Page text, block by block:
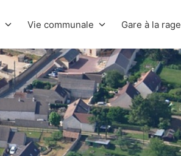
Vie communale Gare à la rage